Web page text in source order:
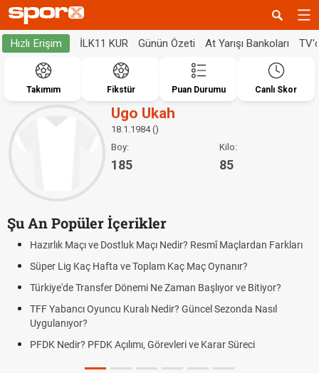
Hızlı Erişim İLK11 KUR Günün Özeti At Yarışı Bankoları
Takımım Fikstür Puan Durumu Canlı Skor
Ugo Ukah
18.1.1984 ()
Boy:
185
Kilo:
85
Şu An Popüler İçerikler
Hazırlık Maçı ve Dostluk Maçı Nedir? Resmî Maçlardan Farkları
Süper Lig Kaç Hafta ve Toplam Kaç Maç Oynanır?
Türkiye'de Transfer Dönemi Ne Zaman Başlıyor ve Bitiyor?
TFF Yabancı Oyuncu Kuralı Nedir? Güncel Sezonda Nasıl
Uygulanıyor?
PFDK Nedir? PFDK Açılımı, Görevleri ve Karar Süreci